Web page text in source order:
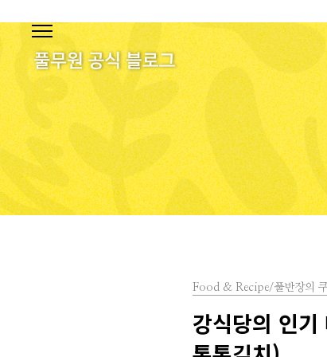
Food & Recipe/풀반장의
강식당의 인